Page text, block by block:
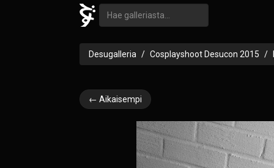
Desugalleria Cosplayshoot Desucon 2015
← Aikaisempi